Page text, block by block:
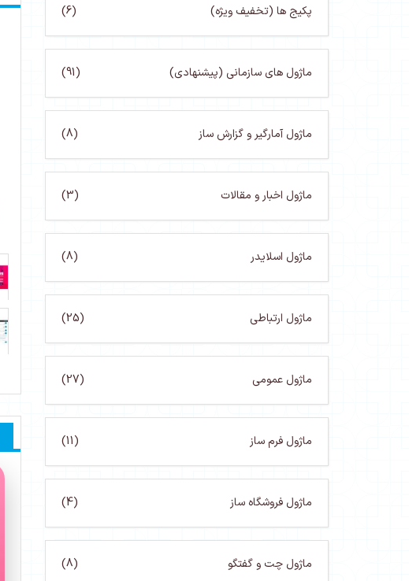
پکیج ها (تخفیف ویژه) (6)
ماژول های سازمانی (پیشنهادی) (91)
ماژول آمارگیر و گزارش ساز (8)
ماژول اخبار و مقالات (3)
ماژول اسلایدر (8)
ماژول ارتباطی (25)
ماژول عمومی (27)
ماژول فرم ساز (11)
ماژول فروشگاه ساز (4)
ماژول چت و گفتگو (8)